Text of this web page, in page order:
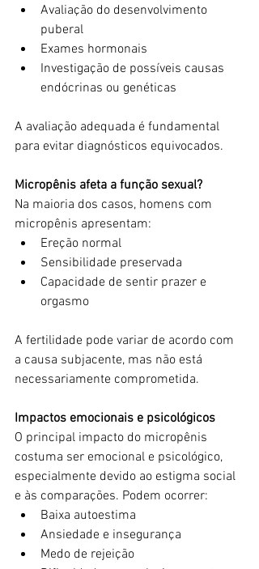
Avaliação do desenvolvimento
puberal
Exames hormonais
Investigação de possíveis causas
endócrinas ou genéticas
A avaliação adequada é fundamental
para evitar diagnósticos equivocados.
Micropênis afeta a função sexual?
Na maioria dos casos, homens com
micropênis apresentam:
Ereção normal
Sensibilidade preservada
Capacidade de sentir prazer e
orgasmo
A fertilidade pode variar de acordo com
a causa subjacente, mas não está
necessariamente comprometida.
Impactos emocionais e psicológicos
O principal impacto do micropênis
costuma ser emocional e psicológico,
especialmente devido ao estigma social
e às comparações. Podem ocorrer:
Baixa autoestima
Ansiedade e insegurança
Medo de rejeição